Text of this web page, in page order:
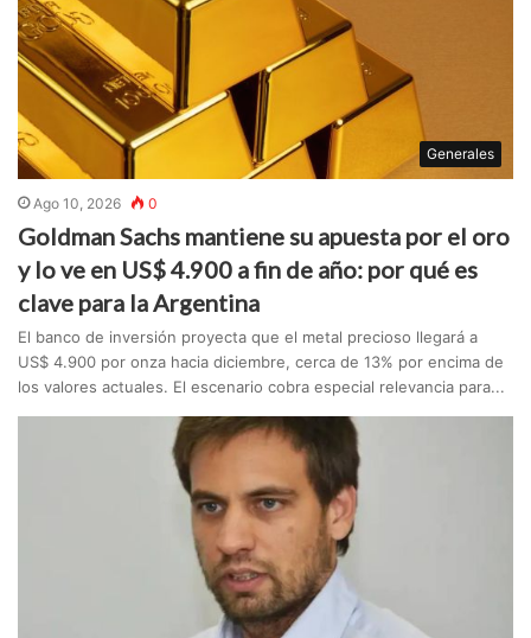
Generales
Ago 10, 2026 0
Goldman Sachs mantiene su apuesta por el oro
y lo ve en US$ 4.900 a fin de año: por qué es
clave para la Argentina
El banco de inversión proyecta que el metal precioso llegará a
US$ 4.900 por onza hacia diciembre, cerca de 13% por encima de
los valores actuales. El escenario cobra especial relevancia para...